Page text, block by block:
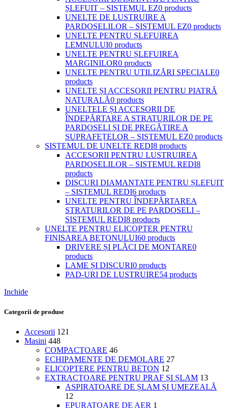
ȘLEFUIT – SISTEMUL EZ0 products
UNELTE DE LUSTRUIRE A
PARDOSELILOR – SISTEMUL EZ0 products
UNELTE PENTRU ȘLEFUIREA
LEMNULUI0 products
UNELTE PENTRU ȘLEFUIREA
MARGINILOR0 products
UNELTE PENTRU UTILIZĂRI SPECIALE0
products
UNELTE ȘI ACCESORII PENTRU PIATRĂ
NATURALĂ0 products
UNELTELE ȘI ACCESORII DE
ÎNDEPĂRTARE A STRATURILOR DE PE
PARDOSELI ȘI DE PREGĂTIRE A
SUPRAFEȚELOR – SISTEMUL EZ0 products
SISTEMUL DE UNELTE REDI8 products
ACCESORII PENTRU LUSTRUIREA
PARDOSELILOR – SISTEMUL REDI8
products
DISCURI DIAMANTATE PENTRU ȘLEFUIT
– SISTEMUL REDI6 products
UNELTE PENTRU ÎNDEPĂRTAREA
STRATURILOR DE PE PARDOSELI –
SISTEMUL REDI8 products
UNELTE PENTRU ELICOPTER PENTRU
FINISAREA BETONULUI60 products
DRIVERE ȘI PLĂCI DE MONTARE0
products
LAME ȘI DISCURI0 products
PAD-URI DE LUSTRUIRE54 products
Inchide
Categorii de produse
Accesorii 121
Masini 448
COMPACTOARE 46
ECHIPAMENTE DE DEMOLARE 27
ELICOPTERE PENTRU BETON 12
EXTRACTOARE PENTRU PRAF ȘI ȘLAM 13
ASPIRATOARE DE ȘLAM ȘI UMEZEALĂ
12
EPURATOARE DE AER 1